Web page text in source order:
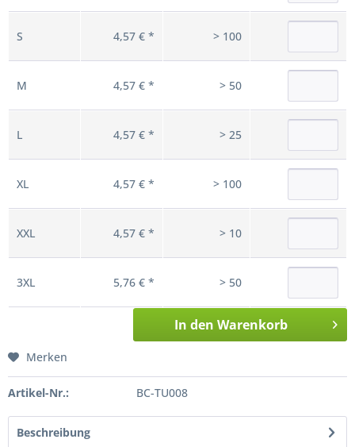
S 4,57 € * > 100
M 4,57 € * > 50
L 4,57 € * > 25
XL 4,57 € * > 100
XXL 4,57 € * > 10
3XL 5,76 € * > 50
In den Warenkorb
Merken
Artikel-Nr.: BC-TU008
Beschreibung